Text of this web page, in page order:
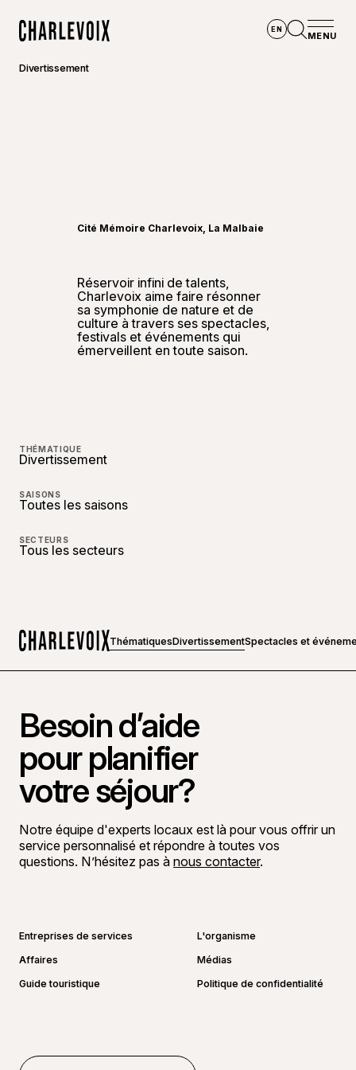
EN
MENU
Divertissement
Réservoir infini de talents,
Charlevoix aime faire résonner
sa symphonie de nature et de
culture à travers ses spectacles,
festivals et événements qui
émerveillent en toute saison.
Cité Mémoire Charlevoix, La Malbaie
THÉMATIQUE
Divertissement
SAISONS
Toutes les saisons
SECTEURS
Tous les secteurs
ThématiquesDivertissementSpectacles et
Besoin d’aide
pour planifier
votre séjour?
Notre équipe d'experts locaux est là pour vous offrir un
service personnalisé et répondre à toutes vos
questions. N’hésitez pas à nous contacter.
Entreprises de services
L'organisme
Affaires
Médias
Guide touristique
Politique de confidentialité